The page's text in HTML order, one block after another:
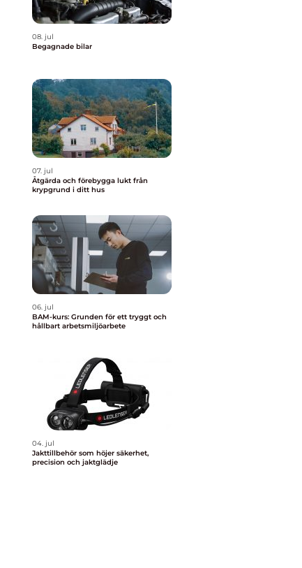
08. jul
Begagnade bilar
07. jul
Åtgärda och förebygga lukt från
krypgrund i ditt hus
06. jul
BAM-kurs: Grunden för ett tryggt och
hållbart arbetsmiljöarbete
04. jul
Jakttillbehör som höjer säkerhet,
precision och jaktglädje